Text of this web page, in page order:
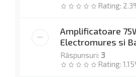
Rating:
Amplificatoare
Electromures si
Răspunsuri: 3
Rating: